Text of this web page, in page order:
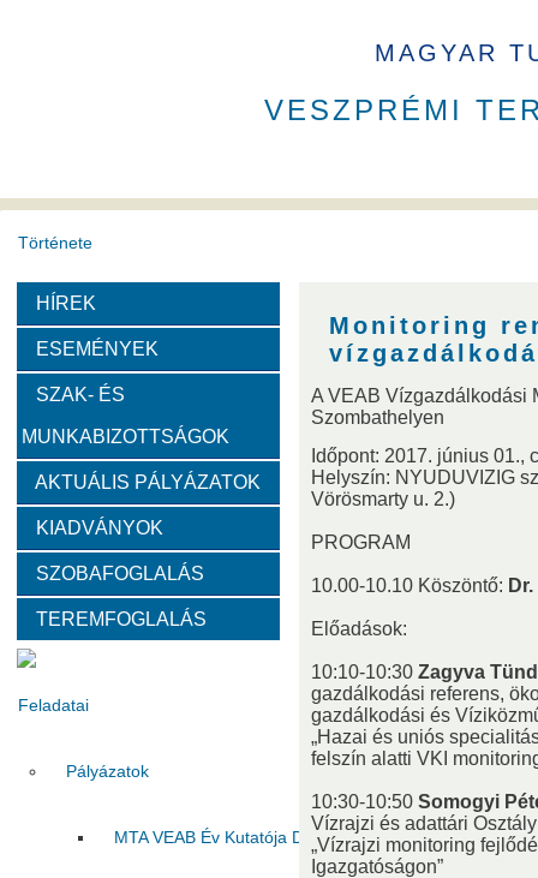
MAGYAR
VESZPRÉMI
Története
A VEAB története
Díjak
Emlékérem
Szervezeti felépítése
Választott vezetők Nem akadémikus
Tanácskozási jogú tagok SZMSZ Testületek
Feladatai
Pályázatok
MTA VEAB Év Kutatója Díj
HÍREK
ESEMÉNYEK
SZAK- ÉS
MUNKABIZOTTSÁGOK
AKTUÁLIS PÁLYÁZATOK
KIADVÁNYOK
SZOBAFOGLALÁS
TEREMFOGLALÁS
Monitoring
A VEAB Vízgazdálkodási
Szombathelyen
Időpont: 2017. június 01.,
Helyszín: NYUDUVIZIG
Vörösmarty u. 2.)
PROGRAM
10.00-10.10 Köszöntő:
Előadások:
10:10-10:30 Zagyva
gazdálkodási referens,
gazdálkodási és
„Hazai és uniós
felszín alatti VKI
10:30-10:50 Somogyi
Vízrajzi és adattári Osztály
„Vízrajzi monitoring
Igazgatóságon”